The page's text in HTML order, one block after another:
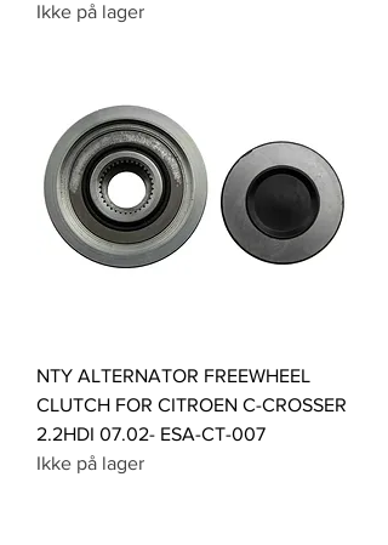
Ikke på lager
NTY ALTERNATOR FREEWHEEL
CLUTCH FOR CITROEN C-CROSSER
2.2HDI 07.02- ESA-CT-007
Ikke på lager